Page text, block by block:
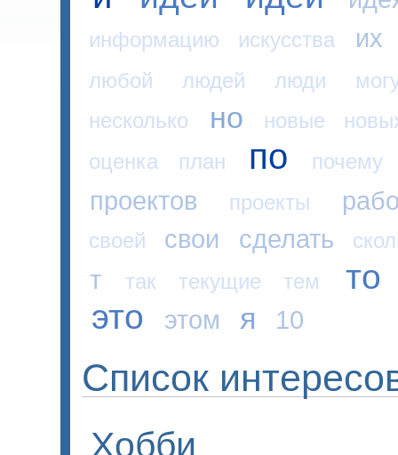
информацию искусства их
любой людей люди
несколько
но новые
оценка
план по почему
проектов проекты
своей свои сделать
т так текущие тем
то
это
этом я 10
Список
Хобби